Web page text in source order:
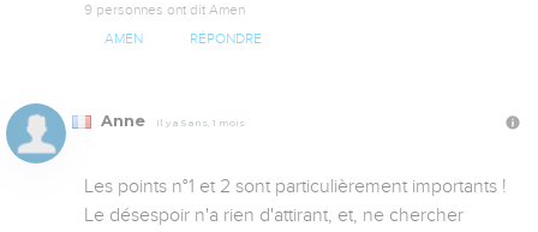
9 personnes ont dit Amen
AMEN RÉPONDRE
Anne Il y a 5 ans, 1 mois
Les points n°1 et 2 sont particulièrement importants !
Le désespoir n'a rien d'attirant, et, ne chercher